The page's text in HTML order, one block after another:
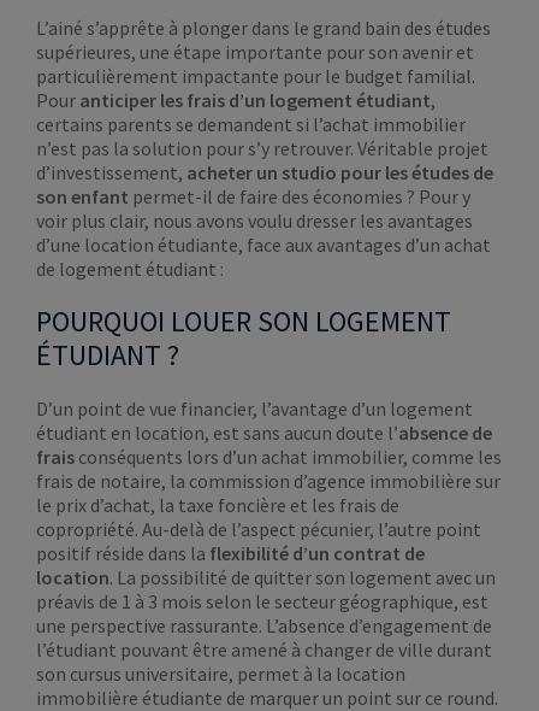
L’ainé s’apprête à plonger dans le grand bain des études
supérieures, une étape importante pour son avenir et
particulièrement impactante pour le budget familial.
Pour anticiper les frais d’un logement étudiant,
certains parents se demandent si l’achat immobilier
n’est pas la solution pour s’y retrouver. Véritable projet
d’investissement, acheter un studio pour les études de
son enfant permet-il de faire des économies ? Pour y
voir plus clair, nous avons voulu dresser les avantages
d’une location étudiante, face aux avantages d’un achat
de logement étudiant :
POURQUOI LOUER SON LOGEMENT
ÉTUDIANT ?
D’un point de vue financier, l’avantage d’un logement
étudiant en location, est sans aucun doute l’absence de
frais conséquents lors d’un achat immobilier, comme les
frais de notaire, la commission d’agence immobilière sur
le prix d’achat, la taxe foncière et les frais de
copropriété. Au-delà de l’aspect pécunier, l’autre point
positif réside dans la flexibilité d’un contrat de
location. La possibilité de quitter son logement avec un
préavis de 1 à 3 mois selon le secteur géographique, est
une perspective rassurante. L’absence d’engagement de
l’étudiant pouvant être amené à changer de ville durant
son cursus universitaire, permet à la location
immobilière étudiante de marquer un point sur ce round.